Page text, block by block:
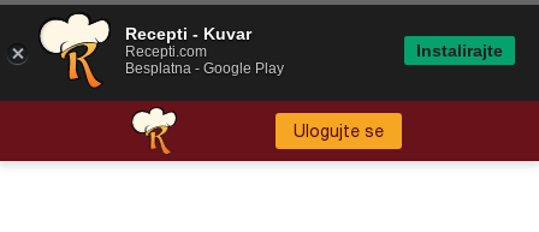
Ulogujte se
Recepti - Kuvar
Recepti.com
Besplatna - Google Play
Instalirajte